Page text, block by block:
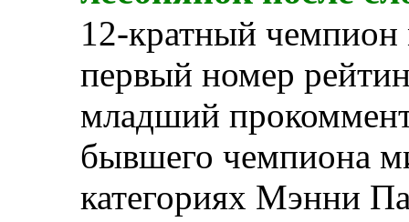
12-кратный
первый номер
младший
бывшего чемпиона
категориях Мэнни